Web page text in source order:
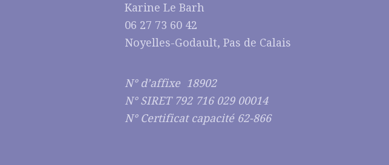
Karine Le Barh
06 27 73 60 42
Noyelles-Godault, Pas de Calais
N° d’affixe 18902
N° SIRET 792 716 029 00014
N° Certificat capacité 62-866